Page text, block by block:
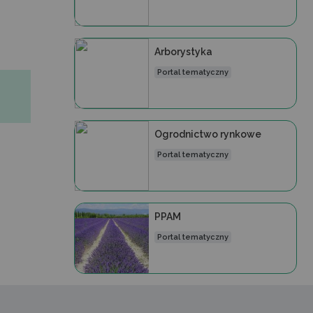
Arborystyka
Portal tematyczny
Ogrodnictwo rynkowe
Portal tematyczny
PPAM
Portal tematyczny